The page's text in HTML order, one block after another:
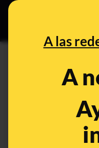
A las
A
Real Madrid